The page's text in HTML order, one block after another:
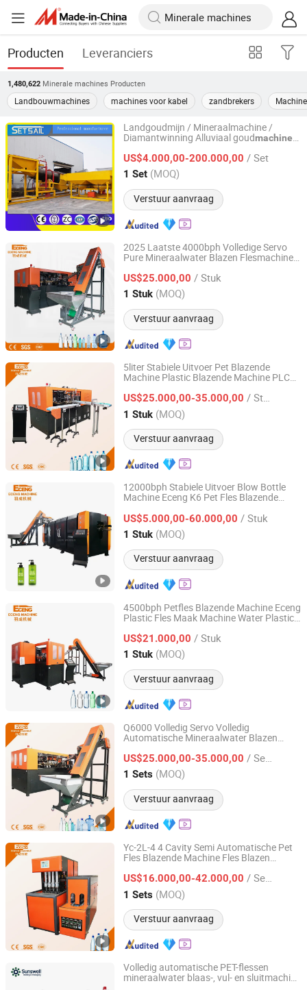
Producten Leveranciers
1,480,622 Minerale machines Producten
Landbouwmachines machines voor kabel zandbrekers
Landgoudmijn / Mineraalmachine /
Diamantwinning Alluviaal goudmachines
/ goudwinnings trommel voor
goudverwerkingsinstallatie
US$4.000,00-200.000,00 / Set
1 Set (MOQ)
Verstuur aanvraag
Shandong Jinrui Shipping Co., Ltd
Shandong, China Sinds 2021
2025 Laatste 4000bph Volledige Servo
Pure Mineraalwater Blazen Flesmachine
Plastic Fles Fabricage Machine CE
Gecertificeerd
US$25.000,00 / Stuk
1 Stuk (MOQ)
Verstuur aanvraag
Zhangjiagang Eceng Machinery Co., Ltd.
Jiangsu, China Sinds 2008
5liter Stabiele Uitvoer Pet Blazende
Machine Plastic Blazende Machine PLC
voor Mineraalwater Sapfles Productielijn
100ml-2L
US$25.000,00-35.000,00 / Stuk
1 Stuk (MOQ)
Verstuur aanvraag
Zhangjiagang Eceng Machinery Co., Ltd.
Jiangsu, China Sinds 2008
12000bph Stabiele Uitvoer Blow Bottle
Machine Eceng K6 Pet Fles Blazende
PLC HMI voor Mineraalwater Sap Fles
US$5.000,00-60.000,00 / Stuk
1 Stuk (MOQ)
Verstuur aanvraag
Zhangjiagang Eceng Machinery Co., Ltd.
Jiangsu, China Sinds 2008
4500bph Petfles Blazende Machine Eceng
Plastic Fles Maak Machine Water Plastic
Mineraalwater Productielijn
Fabrieksdirect
US$21.000,00 / Stuk
1 Stuk (MOQ)
Verstuur aanvraag
Zhangjiagang Eceng Machinery Co., Ltd.
Jiangsu, China Sinds 2008
Q6000 Volledig Servo Volledig
Automatische Mineraalwater Blazen
Apparatuur Lijn Fles Blazer voor
Drinkwater Productielijn
US$25.000,00-35.000,00 / Sets
1 Sets (MOQ)
Verstuur aanvraag
Zhangjiagang Eceng Machinery Co., Ltd.
Jiangsu, China Sinds 2008
Yc-2L-4 4 Cavity Semi Automatische Pet
Fles Blazende Machine Fles Blazen
Mineraalwaterflessen
US$16.000,00-42.000,00 / Sets
1 Sets (MOQ)
Verstuur aanvraag
Zhangjiagang Eceng Machinery Co., Ltd.
Jiangsu, China Sinds 2008
Volledig automatische PET-flessen
mineraalwater blaas-, vul- en sluitmachine
Zhangjiagang Sunswell Machinery Co., Ltd.